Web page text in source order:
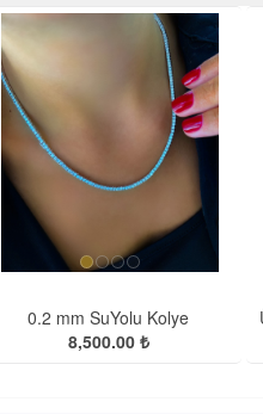
0.2 mm SuYolu Kolye
8,500.00 ₺